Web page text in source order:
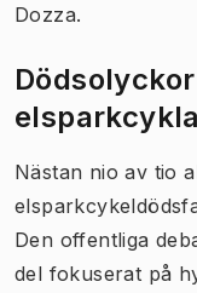
Dozza.
Nästan nio av tio
Den offentliga
del fokuserat på